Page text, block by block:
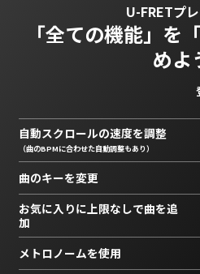
U-FRETプ
「全ての機能」を
めよ
自動スクロールの速度を調整
（曲のBPMに合わせた自動調整もあり）
曲のキーを変更
お気に入りに上限なしで曲を追
加
メトロノームを使用